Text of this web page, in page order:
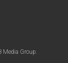
Media Group.